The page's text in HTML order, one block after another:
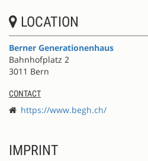
LOCATION
Berner Generationenhaus
Bahnhofplatz 2
3011 Bern
CONTACT
https://www.begh.ch/
IMPRINT